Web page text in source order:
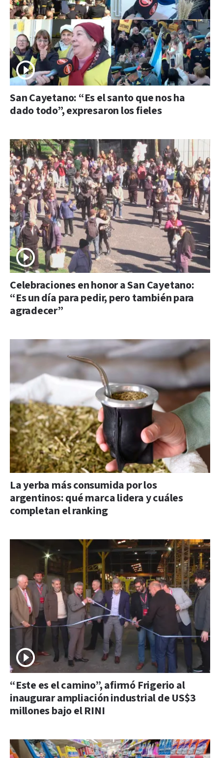
San Cayetano: “Es el santo que nos ha
dado todo”, expresaron los fieles
Celebraciones en honor a San Cayetano:
“Es un día para pedir, pero también para
agradecer”
La yerba más consumida por los
argentinos: qué marca lidera y cuáles
completan el ranking
“Este es el camino”, afirmó Frigerio al
inaugurar ampliación industrial de US$3
millones bajo el RINI